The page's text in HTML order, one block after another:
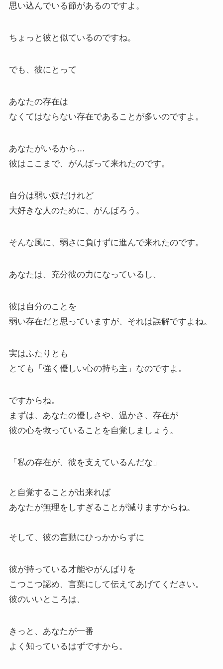
思い込んでいる節があるのですよ。
ちょっと彼と似ているのですね。
でも、彼にとって
あなたの存在は
なくてはならない存在であることが多いのですよ。
あなたがいるから…
彼はここまで、がんばって来れたのです。
自分は弱い奴だけれど
大好きな人のために、がんばろう。
そんな風に、弱さに負けずに進んで来れたのです。
あなたは、充分彼の力になっているし、
彼は自分のことを
弱い存在だと思っていますが、それは誤解ですよね。
実はふたりとも
とても「強く優しい心の持ち主」なのですよ。
ですからね。
まずは、あなたの優しさや、温かさ、存在が
彼の心を救っていることを自覚しましょう。
「私の存在が、彼を支えているんだな」
と自覚することが出来れば
あなたが無理をしすぎることが減りますからね。
そして、彼の言動にひっかからずに
彼が持っている才能やがんばりを
こつこつ認め、言葉にして伝えてあげてください。
彼のいいところは、
きっと、あなたが一番
よく知っているはずですから。